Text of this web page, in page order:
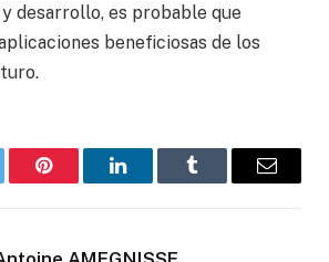
desarrollo, es probable que
beneficiosas de los
Pinterest LinkedInTumblr Email